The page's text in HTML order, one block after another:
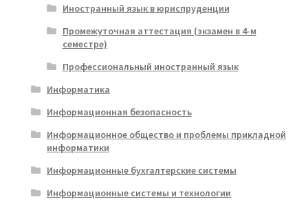
Иностранный язык в юриспруденции
Промежуточная аттестация (экзамен в 4-м
семестре)
Профессиональный иностранный язык
Информатика
Информационная безопасность
Информационное общество и проблемы прикладной
информатики
Информационные бухгалтерские системы
Информационные системы и технологии